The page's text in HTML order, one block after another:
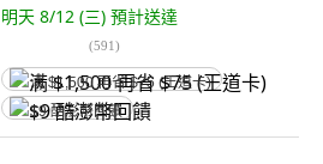
明天 8/12 (三) 預計送達
(591)
满 $1,500 再省 $75 (王道卡)
$9 酷澎幣回饋